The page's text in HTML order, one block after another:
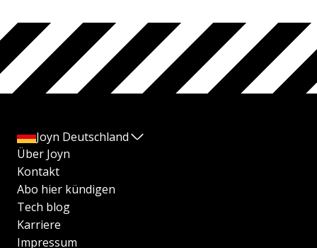
Joyn Deutschland
Über Joyn
Kontakt
Abo hier kündigen
Tech blog
Karriere
Impressum